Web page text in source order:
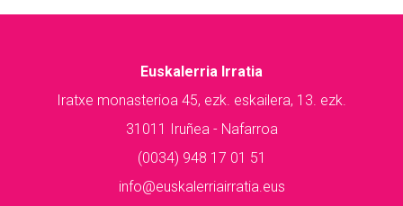
Euskalerria Irratia
Iratxe monasterioa 45, ezk. eskailera, 13. ezk.
31011 Iruñea - Nafarroa
(0034) 948 17 01 51
info@euskalerriairratia.eus